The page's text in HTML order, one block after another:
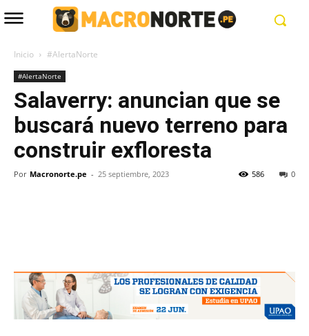
Inicio #AlertaNorte
#AlertaNorte
Salaverry: anuncian que se
buscará nuevo terreno para
construir exfloresta
Por Macronorte.pe - 25 septiembre, 2023 0
586